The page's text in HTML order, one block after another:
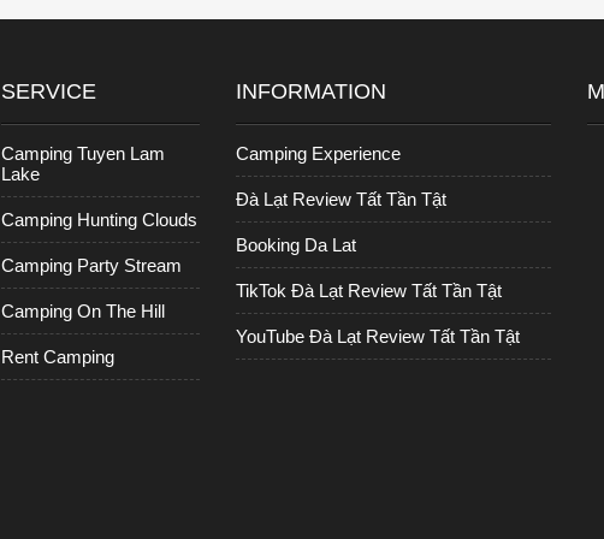
SERVICE
Camping Tuyen Lam
Lake
Camping Hunting Clouds
Camping Party Stream
Camping On The Hill
Rent Camping
INFORMATION
Camping Experience
Đà Lạt Review Tất Tần Tật
Booking Da Lat
TikTok Đà Lạt Review Tất Tần Tật
YouTube Đà Lạt Review Tất Tần Tật